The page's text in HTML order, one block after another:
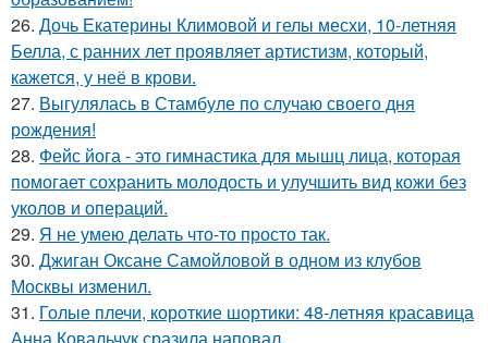
26. Дочь Екатерины Климовой и гелы месхи, 10-летняя
Белла, с ранних лет проявляет артистизм, который,
кажется, у неё в крови.
27. Выгулялась в Стамбуле по случаю своего дня
рождения!
28. Фейс йога - это гимнастика для мышц лица, которая
помогает сохранить молодость и улучшить вид кожи без
уколов и операций.
29. Я не умею делать что-то просто так.
30. Джиган Оксане Самойловой в одном из клубов
Москвы изменил.
31. Голые плечи, короткие шортики: 48-летняя красавица
Анна Ковальчук сразила наповал.